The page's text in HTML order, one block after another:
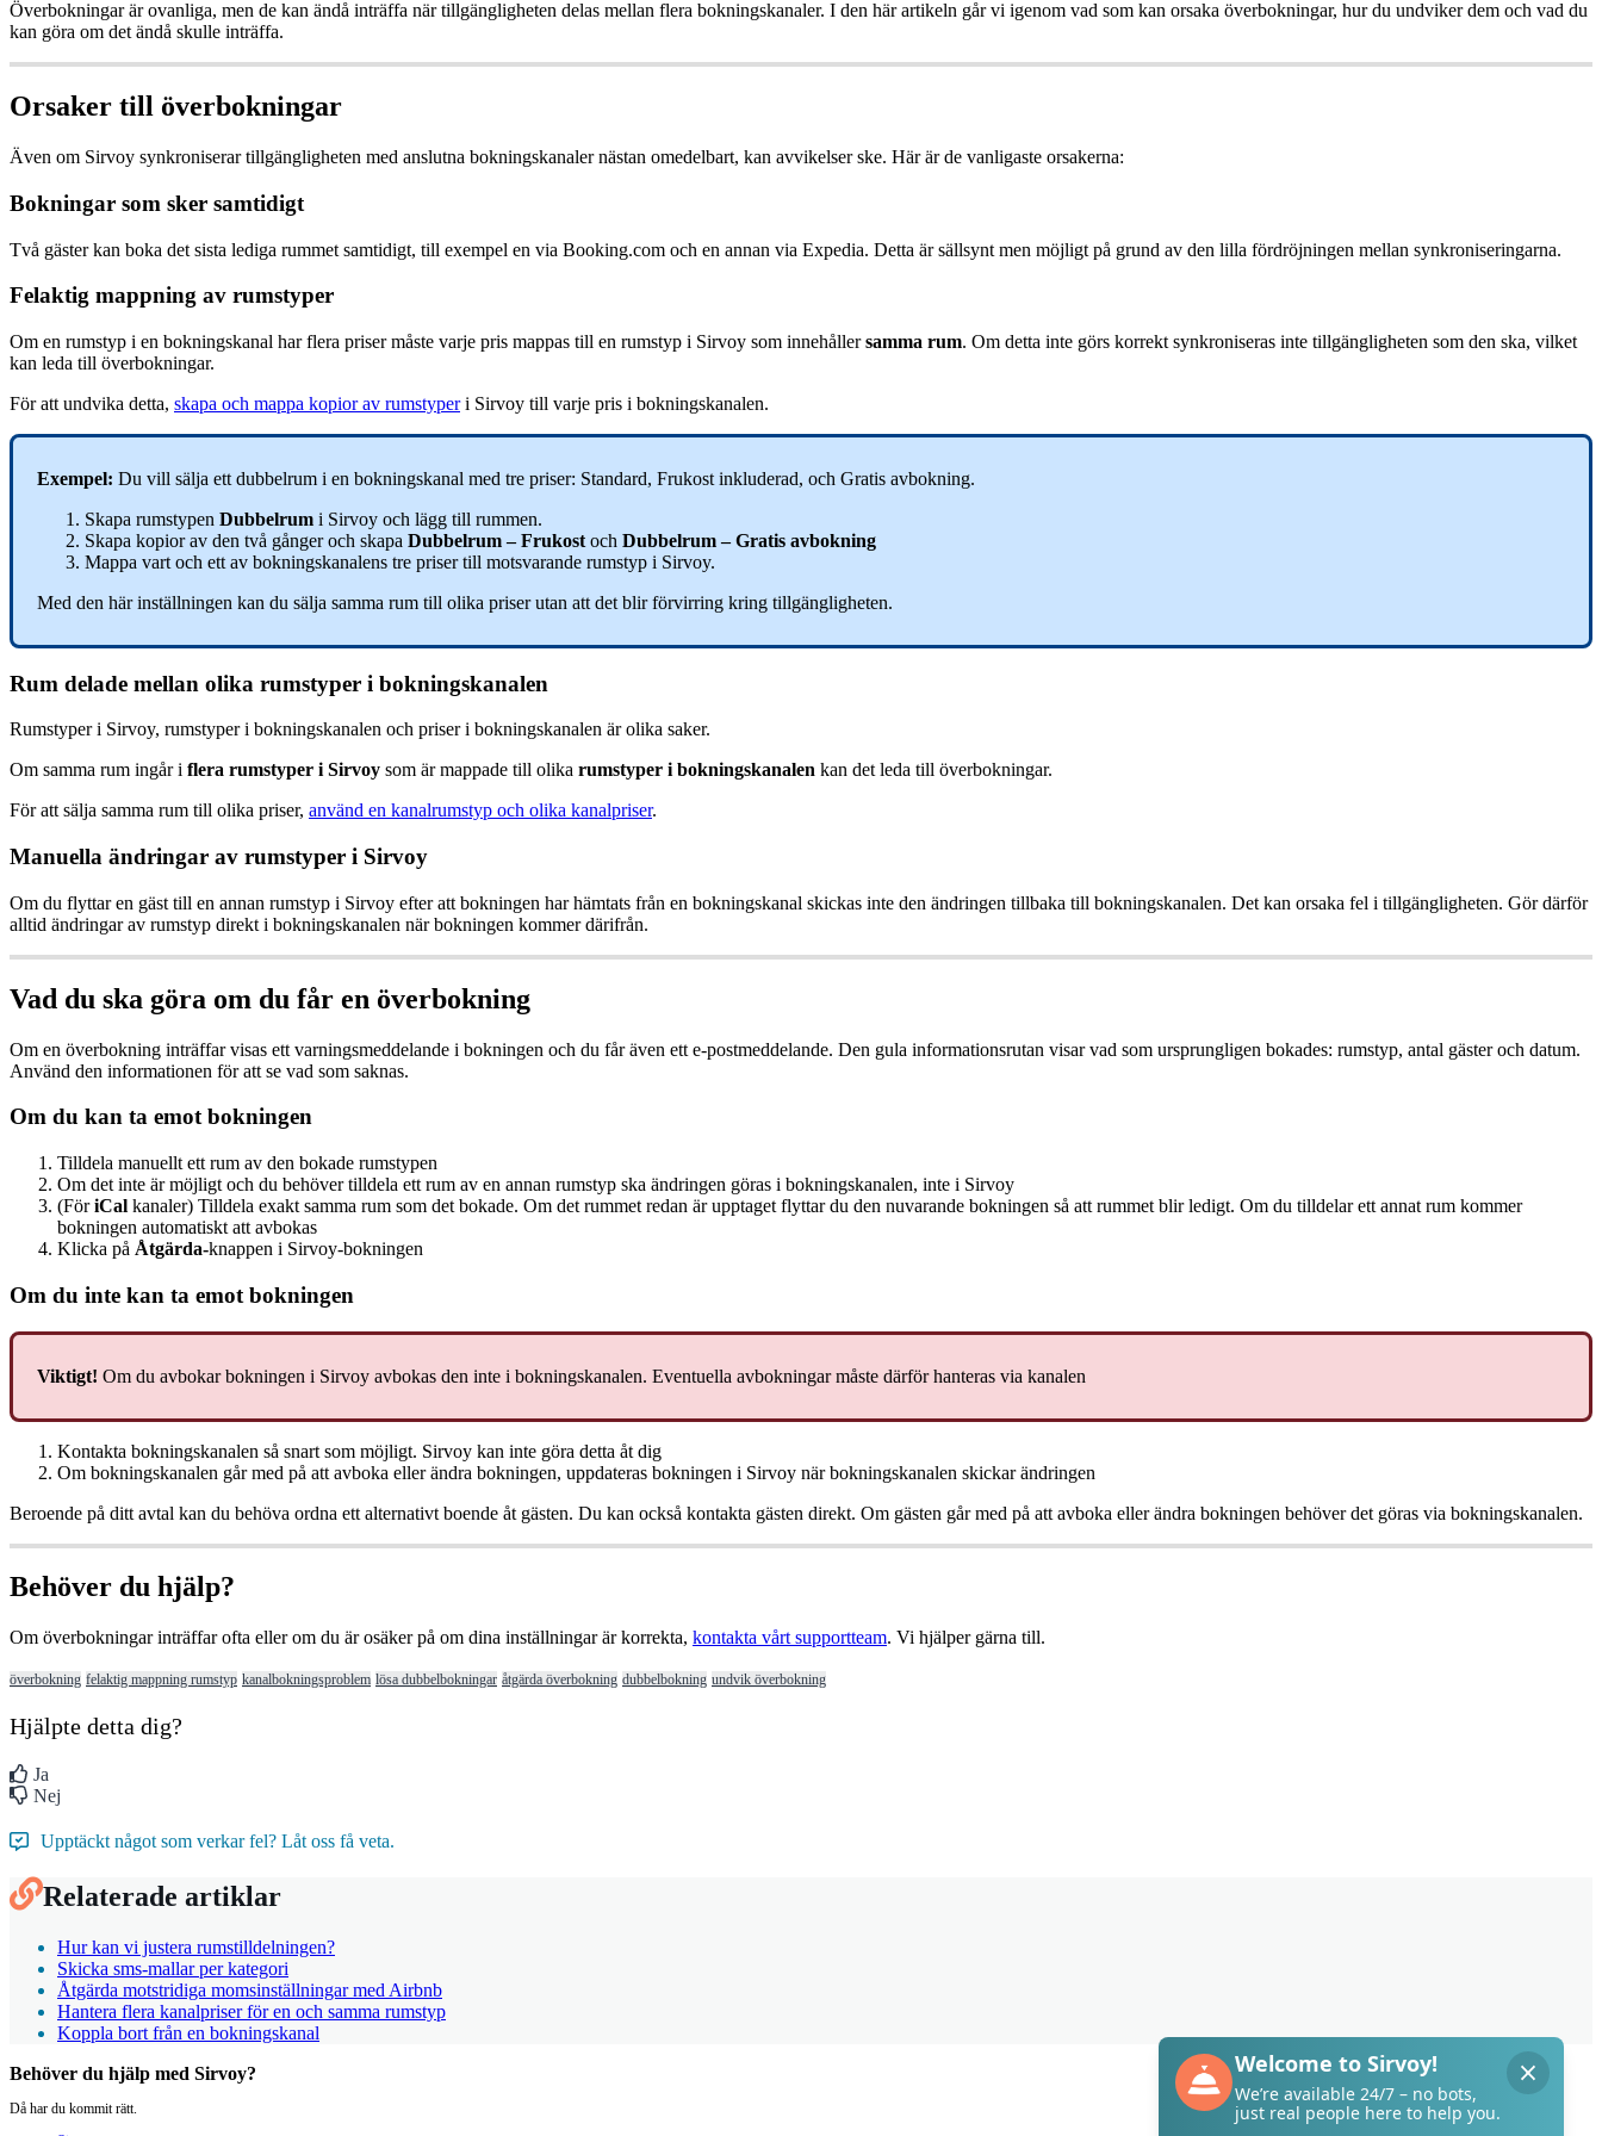
Överbokningar är ovanliga, men de kan ändå inträffa när tillgängligheten delas mellan flera bokningskanaler. I den här artikeln går vi igenom vad som kan orsaka överbokningar, hur du undviker dem och vad du
kan göra om det ändå skulle inträffa.
Orsaker till överbokningar
Även om Sirvoy synkroniserar tillgängligheten med anslutna bokningskanaler nästan omedelbart, kan avvikelser ske. Här är de vanligaste orsakerna:
Bokningar som sker samtidigt
Två gäster kan boka det sista lediga rummet samtidigt, till exempel en via Booking.com och en annan via Expedia. Detta är sällsynt men möjligt på grund av den lilla fördröjningen mellan synkroniseringarna.
Felaktig mappning av rumstyper
Om en rumstyp i en bokningskanal har flera priser måste varje pris mappas till en rumstyp i Sirvoy som innehåller samma rum. Om detta inte görs korrekt synkroniseras inte tillgängligheten som den ska, vilket
kan leda till överbokningar.
För att undvika detta, skapa och mappa kopior av rumstyper i Sirvoy till varje pris i bokningskanalen.
Exempel: Du vill sälja ett dubbelrum i en bokningskanal med tre priser: Standard, Frukost inkluderad, och Gratis avbokning.
Skapa rumstypen Dubbelrum i Sirvoy och lägg till rummen.
Skapa kopior av den två gånger och skapa Dubbelrum – Frukost och Dubbelrum – Gratis avbokning
Mappa vart och ett av bokningskanalens tre priser till motsvarande rumstyp i Sirvoy.
Med den här inställningen kan du sälja samma rum till olika priser utan att det blir förvirring kring tillgängligheten.
Rum delade mellan olika rumstyper i bokningskanalen
Rumstyper i Sirvoy, rumstyper i bokningskanalen och priser i bokningskanalen är olika saker.
Om samma rum ingår i flera rumstyper i Sirvoy som är mappade till olika rumstyper i bokningskanalen kan det leda till överbokningar.
För att sälja samma rum till olika priser, använd en kanalrumstyp och olika kanalpriser.
Manuella ändringar av rumstyper i Sirvoy
Om du flyttar en gäst till en annan rumstyp i Sirvoy efter att bokningen har hämtats från en bokningskanal skickas inte den ändringen tillbaka till bokningskanalen. Det kan orsaka fel i tillgängligheten. Gör därför
alltid ändringar av rumstyp direkt i bokningskanalen när bokningen kommer därifrån.
Vad du ska göra om du får en överbokning
Om en överbokning inträffar visas ett varningsmeddelande i bokningen och du får även ett e-postmeddelande. Den gula informationsrutan visar vad som ursprungligen bokades: rumstyp, antal gäster och datum.
Använd den informationen för att se vad som saknas.
Om du kan ta emot bokningen
Tilldela manuellt ett rum av den bokade rumstypen
Om det inte är möjligt och du behöver tilldela ett rum av en annan rumstyp ska ändringen göras i bokningskanalen, inte i Sirvoy
(För iCal kanaler) Tilldela exakt samma rum som det bokade. Om det rummet redan är upptaget flyttar du den nuvarande bokningen så att rummet blir ledigt. Om du tilldelar ett annat rum kommer
bokningen automatiskt att avbokas
Klicka på Åtgärda-knappen i Sirvoy-bokningen
Om du inte kan ta emot bokningen
Viktigt! Om du avbokar bokningen i Sirvoy avbokas den inte i bokningskanalen. Eventuella avbokningar måste därför hanteras via kanalen
Kontakta bokningskanalen så snart som möjligt. Sirvoy kan inte göra detta åt dig
Om bokningskanalen går med på att avboka eller ändra bokningen, uppdateras bokningen i Sirvoy när bokningskanalen skickar ändringen
Beroende på ditt avtal kan du behöva ordna ett alternativt boende åt gästen. Du kan också kontakta gästen direkt. Om gästen går med på att avboka eller ändra bokningen behöver det göras via bokningskanalen.
Behöver du hjälp?
Om överbokningar inträffar ofta eller om du är osäker på om dina inställningar är korrekta, kontakta vårt supportteam. Vi hjälper gärna till.
överbokning felaktig mappning rumstyp kanalbokningsproblem lösa dubbelbokningar åtgärda överbokning dubbelbokning undvik överbokning
Hjälpte detta dig?
Ja
Nej
Upptäckt något som verkar fel? Låt oss få veta.
Relaterade artiklar
Hur kan vi justera rumstilldelningen?
Skicka sms-mallar per kategori
Åtgärda motstridiga momsinställningar med Airbnb
Hantera flera kanalpriser för en och samma rumstyp
Koppla bort från en bokningskanal
Behöver du hjälp med Sirvoy?
Då har du kommit rätt.